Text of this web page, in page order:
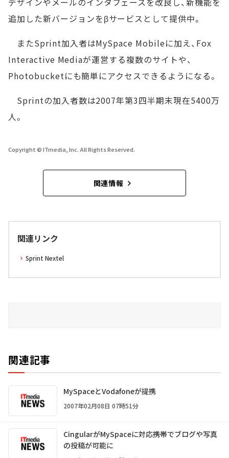
追加した新バージョンをβサービスとして提供中。
またSprint加入者はMySpace Mobileに加え、Fox
Interactive Mediaが運営する複数のサイトや、
Photobucketにも簡単にアクセスできるようになる。
Sprintの加入者数は2007年第3四半期末現在5400万
人。
Copyright © ITmedia, Inc. All Rights Reserved.
関連情報
関連リンク
Sprint Nextel
関連記事
MySpaceとVodafoneが提携
2007年02月08日 07時51分
CingularがMySpaceに対応――携帯でブログや写真
の投稿が可能に